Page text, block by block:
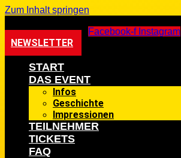
Zum Inhalt springen
Facebook-f Instagram
NEWSLETTER
START
DAS EVENT
Infos
Geschichte
Impressionen
TEILNEHMER
TICKETS
FAQ